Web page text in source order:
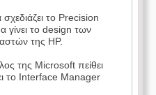
το Precision
το design των
της HP.
της Microsoft πείθει
το Interface Manager